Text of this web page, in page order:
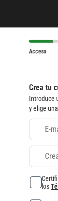
Acceso
Crea tu
Introduce
y elige
E-
los